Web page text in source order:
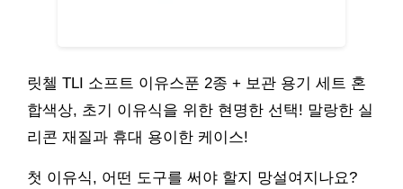
릿첼 TLI 소프트 이유스푼 2종 + 보관 용기 세트 혼
합색상, 초기 이유식을 위한 현명한 선택! 말랑한 실
리콘 재질과 휴대 용이한 케이스!
첫 이유식, 어떤 도구를 써야 할지 망설여지나요?